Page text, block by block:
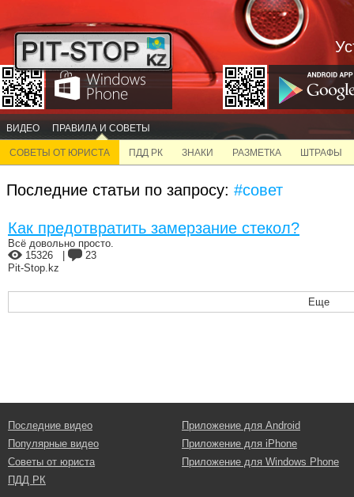
ВИДЕО ПРАВИЛА И СОВЕТЫ
СОВЕТЫ ОТ ЮРИСТА ПДД РК ЗНАКИ РАЗМЕТКА ШТРАФЫ
Последние статьи по запросу: #совет
Как предотвратить замерзание стекол?
Всё довольно просто.
15326
23
Pit-Stop.kz
Еще
Последние видео
Популярные видео
Советы от юриста
ПДД РК
Приложение для Android
Приложение для iPhone
Приложение для Windows Phone